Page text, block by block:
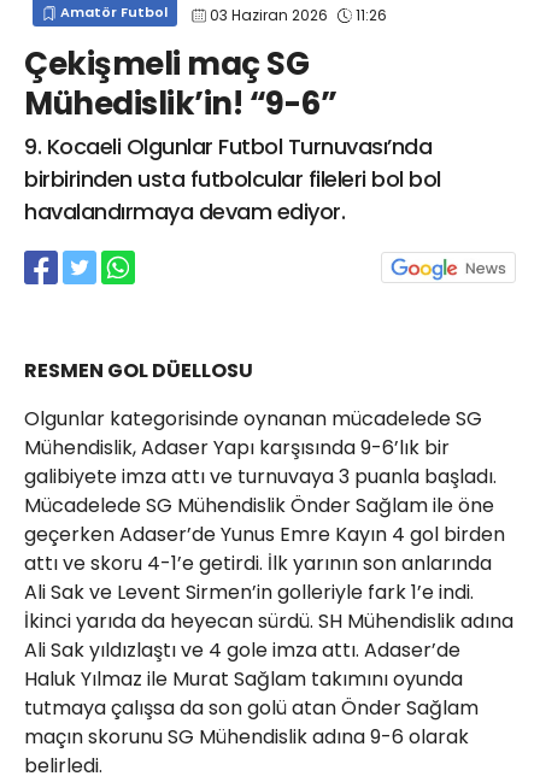
Amatör Futbol 03 Haziran 2026 11:26
Çekişmeli maç SG
Mühedislik’in! “9-6”
9. Kocaeli Olgunlar Futbol Turnuvası’nda
birbirinden usta futbolcular fileleri bol bol
havalandırmaya devam ediyor.
RESMEN GOL DÜELLOSU
Olgunlar kategorisinde oynanan mücadelede SG
Mühendislik, Adaser Yapı karşısında 9-6’lık bir
galibiyete imza attı ve turnuvaya 3 puanla başladı.
Mücadelede SG Mühendislik Önder Sağlam ile öne
geçerken Adaser’de Yunus Emre Kayın 4 gol birden
attı ve skoru 4-1’e getirdi. İlk yarının son anlarında
Ali Sak ve Levent Sirmen’in golleriyle fark 1’e indi.
İkinci yarıda da heyecan sürdü. SH Mühendislik adına
Ali Sak yıldızlaştı ve 4 gole imza attı. Adaser’de
Haluk Yılmaz ile Murat Sağlam takımını oyunda
tutmaya çalışsa da son golü atan Önder Sağlam
maçın skorunu SG Mühendislik adına 9-6 olarak
belirledi.
info@spor41.com